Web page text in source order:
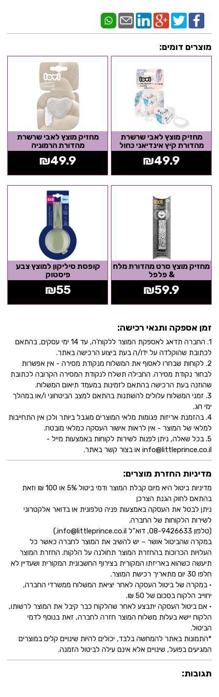
מוצרים דומים:
מחזיק מוצץ לאבי שרשרת
מהדורת קיץ אינדיאני כחול
₪49.9
מחזיק מוצץ לאבי שרשרת
מהדורת הרמוניה
₪49.9
מחזיק מוצץ סרט מהדורת מלח
& פלפל
₪59.9
קופסת סיליקון למוצץ צבע
פיסטוק
₪55
זמן אספקה ותנאי רכישה:
1. החברה תדאג לאספקת המוצר ללקוח'ה, עד 14 ימי עסקים, בהתאם
לכתובת שהוקלדה על ידו/ה בעת ביצוע הרכישה באתר.
2. לקוחות שבחרו לאסוף את המשלוח מנקודת מסירה - אין אפשרות
לבחור נקודת מסירה. החבילה תשלח לנקודת המסירה הקרובה לכתובת
שהוזנה בעת הרכישה בהתאם לזמינות במעמד תיאום המשלוח.
3. זמני המשלוח עלולים להשתנות בהתאם למצב הביטחוני ו/או במהלך
ימי חג.
4. בהזמנת אריזות פגומות מלאי המוצרים מוגבל ביותר ולכן אין התחייבות
למלאי של המוצר - אין לראות אישור העסקה כמלאי מובטח.
5. בכל שאלה, ניתן לפנות לשירות לקוחות באמצעות מייל -
info@littleprince.co.il או בצור קשר באתר.
מדיניות החזרת מוצרים:
מדיניות ביטול היא מיום קבלת המוצר ודמי ביטול 5% או 100 ₪ וזאת
בהתאם לחוק הגנת הצרכן
ניתן לבטל את העסקה באמצעות פניה טלפונית או בדואר אלקטרוני
לשירות הלקוחות של החברה.
(טלפון 08-9426633, דוא”ל info@littleprince.co.il.)
במקרה שהביטול אושר – יש להשיב את המוצר לחברה כאשר כל
העלויות הכרוכות בהחזרת המוצר תחולנה על הלקוח. החזרת המוצר
תיעשה כשהוא באריזתו המקורית בצירוף החשבונית המקורית ושעדיין לא
חלפו 30 יום מתאריך רכישת המוצר.
• במקרה של ביטול העסקה לאחר יציאת המשלוח ממשרדי החברה,
יחוייב הלקוח בסכום של 50 ₪.
• אם ביטול העסקה יתבצע לאחר שהלקוח כבר קיבל את המוצר לרשותו,
הלקוח יישא בעלות משלוח המוצר חזרה לחברה, זאת בנוסף לדמי
הביטול.
*התמונות באתר להמחשה בלבד, יכולים להיות שינויים קלים במוצרים
המגיעים בפועל, שינויים אלא אינם עילה לביטול הזמנה.
תגובות: